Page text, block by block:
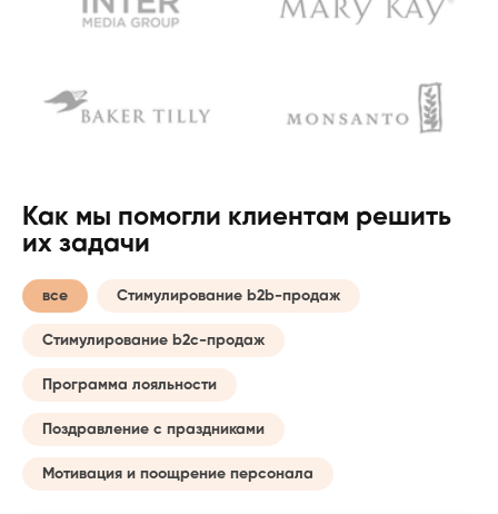
Как мы помогли клиентам решить
их задачи
все Стимулирование b2b-продаж
Стимулирование b2c-продаж
Программа лояльности
Поздравление с праздниками
Мотивация и поощрение персонала